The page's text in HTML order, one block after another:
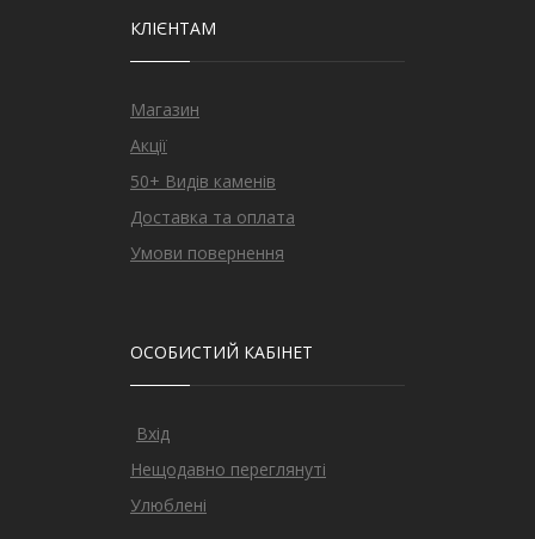
КЛІЄНТАМ
Магазин
Акції
50+ Видів каменів
Доставка та оплата
Умови повернення
ОСОБИСТИЙ КАБІНЕТ
Вхід
Нещодавно переглянуті
Улюблені